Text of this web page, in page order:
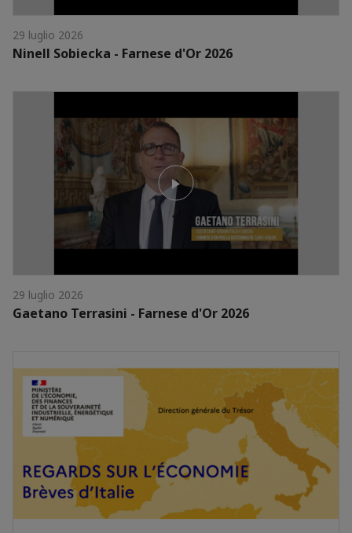
29 luglio 2026
Ninell Sobiecka - Farnese d'Or 2026
29 luglio 2026
Gaetano Terrasini - Farnese d'Or 2026